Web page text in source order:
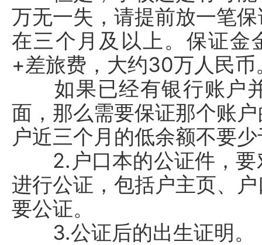
万无一失，请提前放一笔
在三个月及以上。保证金
+差旅费，大约30万人民币
如果已经有银行账户
面，那么需要保证那个账
户近三个月的低余额不要
2.户口本的公证件，要
进行公证，包括户主页、
要公证。
3.公证后的出生证明。